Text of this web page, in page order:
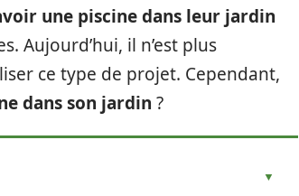
une piscine dans leur jardin
Aujourd’hui, il n’est plus
ce type de projet. Cependant,
dans son jardin ?